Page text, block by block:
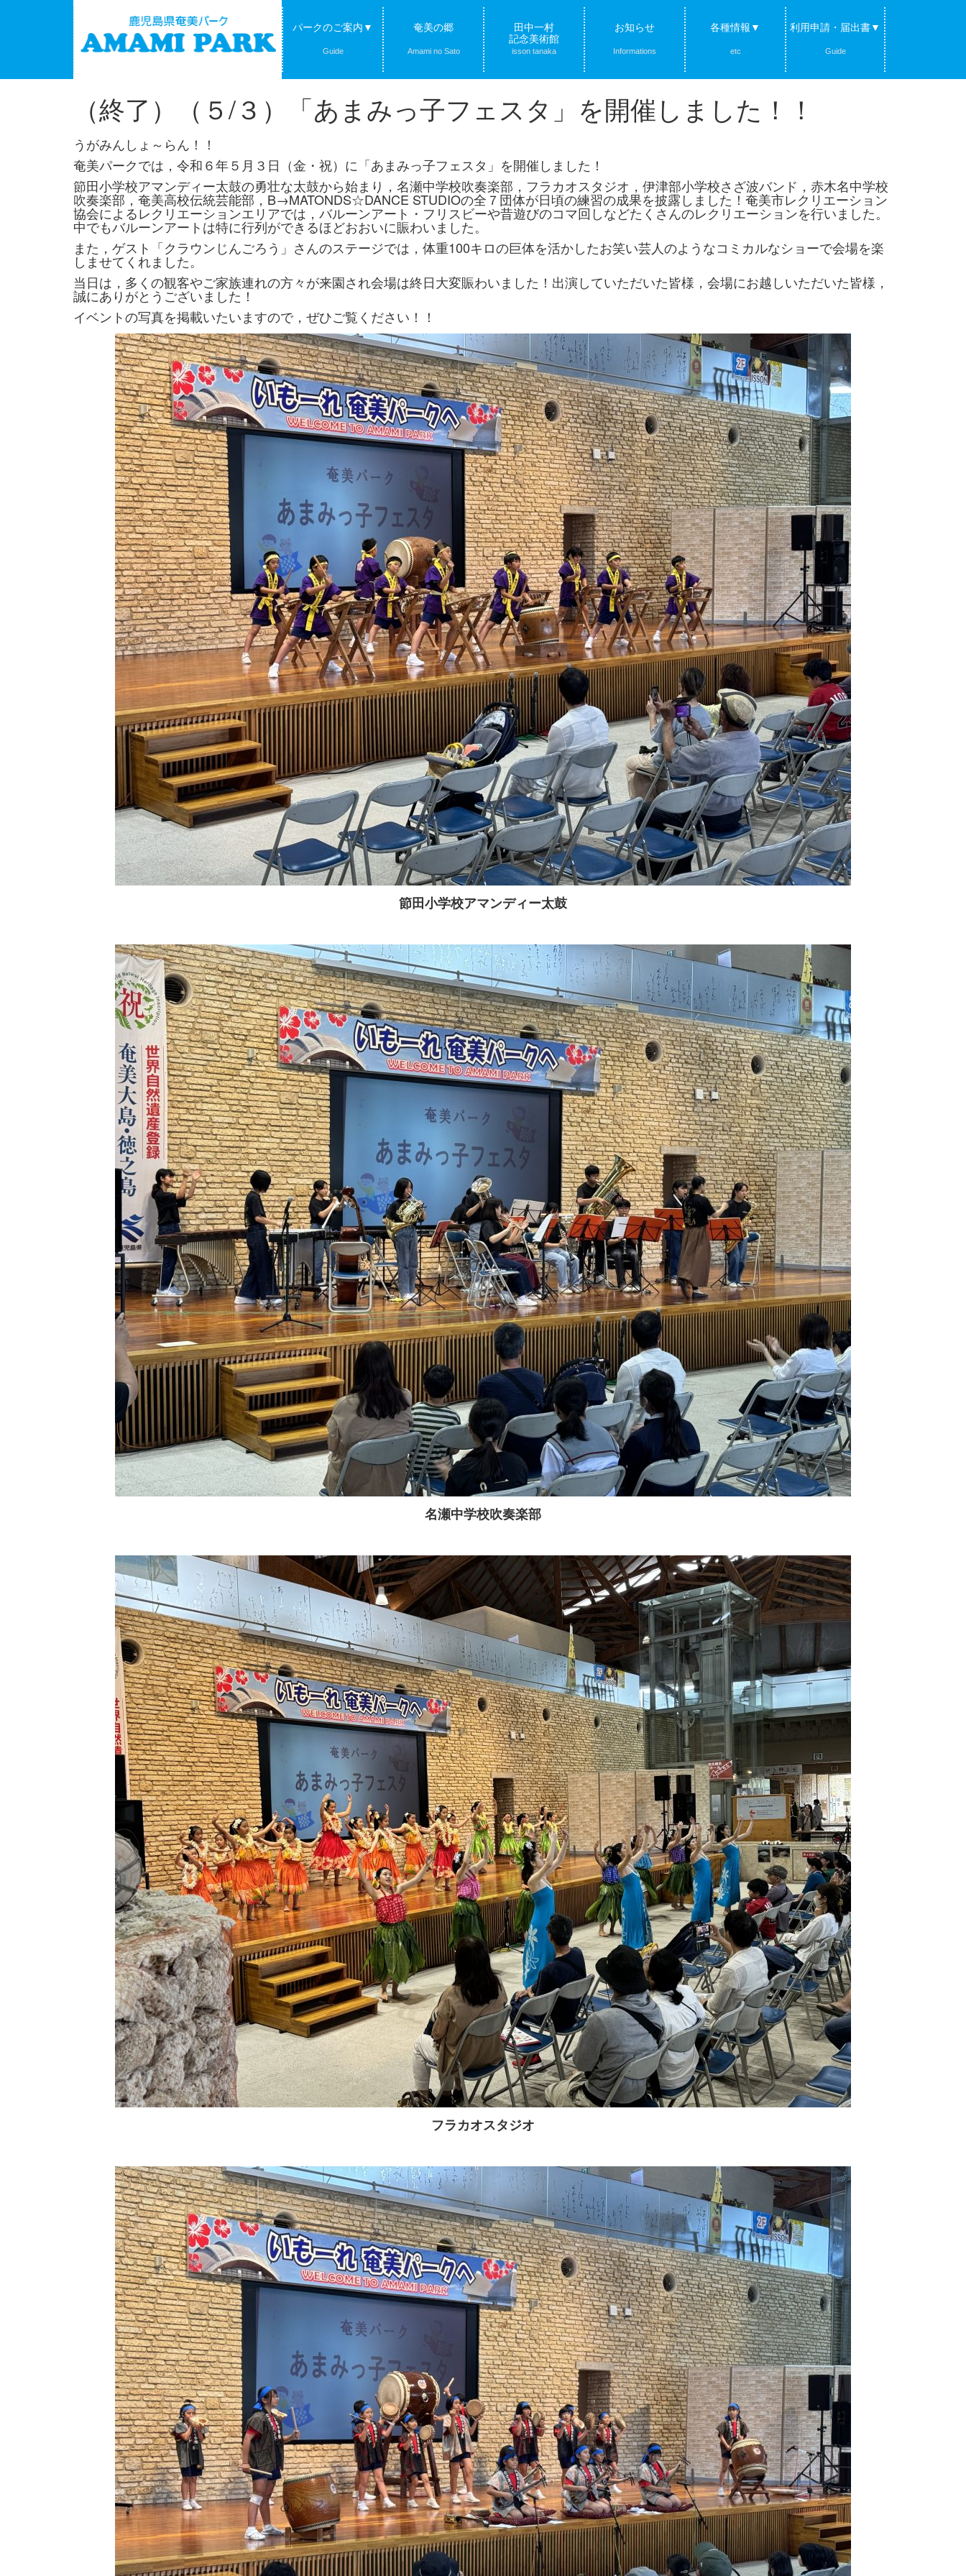
パークのご案内▼
Guide
奄美の郷
Amami no Sato
田中一村
記念美術館
isson tanaka
お知らせ
Informations
各種情報▼
etc
利用申請・届出書▼
Guide
（終了）（５/３）「あまみっ子フェスタ」を開催しました！！
うがみんしょ～らん！！
奄美パークでは，令和６年５月３日（金・祝）に「あまみっ子フェスタ」を開催しました！
節田小学校アマンディー太鼓の勇壮な太鼓から始まり，名瀬中学校吹奏楽部，フラカオスタジオ，伊津部小学校さざ波バンド，赤木名中学校
吹奏楽部，奄美高校伝統芸能部，B→MATONDS☆DANCE STUDIOの全７団体が日頃の練習の成果を披露しました！奄美市レクリエーション
協会によるレクリエーションエリアでは，バルーンアート・フリスビーや昔遊びのコマ回しなどたくさんのレクリエーションを行いました。
中でもバルーンアートは特に行列ができるほどおおいに賑わいました。
また，ゲスト「クラウンじんごろう」さんのステージでは，体重100キロの巨体を活かしたお笑い芸人のようなコミカルなショーで会場を楽
しませてくれました。
当日は，多くの観客やご家族連れの方々が来園され会場は終日大変賑わいました！出演していただいた皆様，会場にお越しいただいた皆様，
誠にありがとうございました！
イベントの写真を掲載いたいますので，ぜひご覧ください！！
節田小学校アマンディー太鼓
名瀬中学校吹奏楽部
フラカオスタジオ